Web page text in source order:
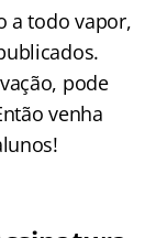
a todo vapor,
pode
venha